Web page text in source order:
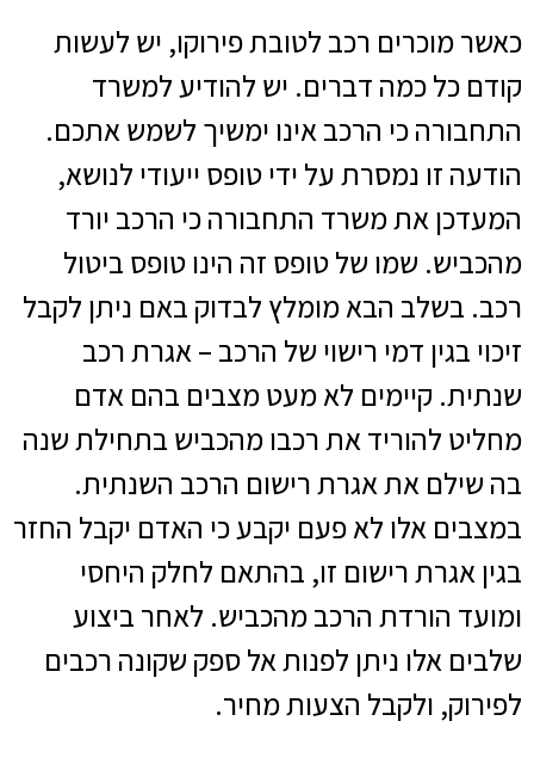
כאשר מוכרים רכב לטובת פירוקו, יש לעשות
קודם כל כמה דברים. יש להודיע למשרד
התחבורה כי הרכב אינו ימשיך לשמש אתכם.
הודעה זו נמסרת על ידי טופס ייעודי לנושא,
המעדכן את משרד התחבורה כי הרכב יורד
מהכביש. שמו של טופס זה הינו טופס ביטול
רכב. בשלב הבא מומלץ לבדוק באם ניתן לקבל
זיכוי בגין דמי רישוי של הרכב – אגרת רכב
שנתית. קיימים לא מעט מצבים בהם אדם
מחליט להוריד את רכבו מהכביש בתחילת שנה
בה שילם את אגרת רישום הרכב השנתית.
במצבים אלו לא פעם יקבע כי האדם יקבל החזר
בגין אגרת רישום זו, בהתאם לחלק היחסי
ומועד הורדת הרכב מהכביש. לאחר ביצוע
שלבים אלו ניתן לפנות אל ספק שקונה רכבים
לפירוק, ולקבל הצעות מחיר.